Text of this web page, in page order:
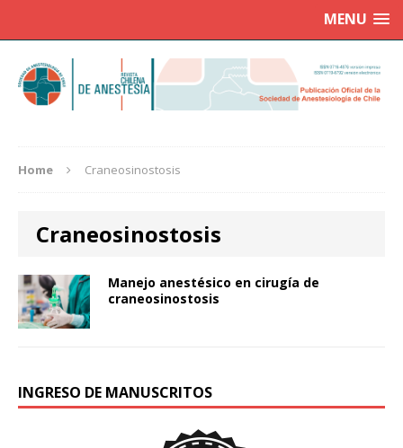
MENU
Home Craneosinostosis
Craneosinostosis
Manejo anestésico en cirugía de
craneosinostosis
INGRESO DE MANUSCRITOS